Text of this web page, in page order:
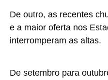
De outro, as recentes
e a maior oferta nos
interromperam as altas.
De setembro para